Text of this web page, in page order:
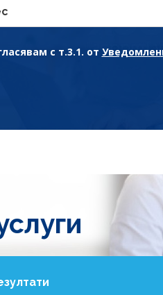
с т.3.1. от